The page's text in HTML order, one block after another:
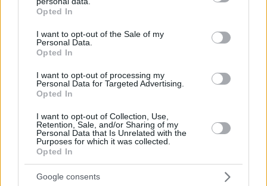
grant or deny consent to Google and its third-party tags to
use your data for below specified purposes in below Google
consent section.
Opted In
I want to opt-out of the Sale of my
Personal Data.
Opted In
I want to opt-out of processing my
Personal Data for Targeted Advertising.
Opted In
I want to opt-out of Collection, Use,
Retention, Sale, and/or Sharing of my
Personal Data that Is Unrelated with the
Purposes for which it was collected.
Opted In
Google consents